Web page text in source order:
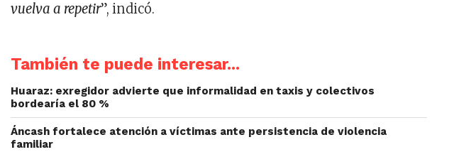
vuelva a repetir”, indicó.
También te puede interesar...
Huaraz: exregidor advierte que informalidad en taxis y colectivos
bordearía el 80 %
Áncash fortalece atención a víctimas ante persistencia de violencia
familiar